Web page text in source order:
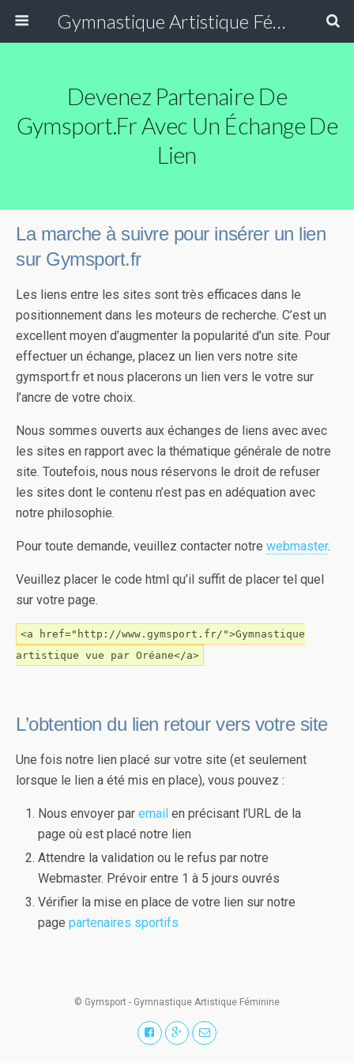
Gymnastique Artistique Féminine
Devenez Partenaire De
Gymsport.fr Avec Un Échange De
Lien
La marche à suivre pour insérer un lien
sur Gymsport.fr
Les liens entre les sites sont très efficaces dans le
positionnement dans les moteurs de recherche. C’est un
excellent moyen d’augmenter la popularité d’un site. Pour
effectuer un échange, placez un lien vers notre site
gymsport.fr et nous placerons un lien vers le votre sur
l’ancre de votre choix.
Nous sommes ouverts aux échanges de liens avec avec
les sites en rapport avec la thématique générale de notre
site. Toutefois, nous nous réservons le droit de refuser
les sites dont le contenu n’est pas en adéquation avec
notre philosophie.
Pour toute demande, veuillez contacter notre webmaster.
Veuillez placer le code html qu’il suffit de placer tel quel
sur votre page.
<a href="http://www.gymsport.fr/">Gymnastique
artistique vue par Oréane</a>
L’obtention du lien retour vers votre site
Une fois notre lien placé sur votre site (et seulement
lorsque le lien a été mis en place), vous pouvez :
Nous envoyer paremail en précisant l’URL de la
page où est placé notre lien
Attendre la validation ou le refus par notre
Webmaster. Prévoir entre 1 à 5 jours ouvrés
Vérifier la mise en place de votre lien sur notre
pagepartenaires sportifs
© Gymsport - Gymnastique Artistique Féminine